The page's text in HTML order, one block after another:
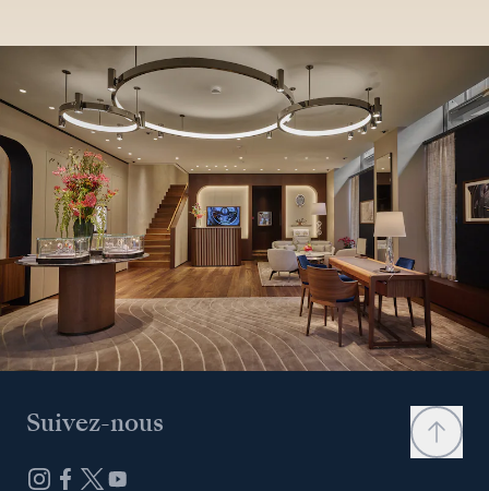
Suivez-nous